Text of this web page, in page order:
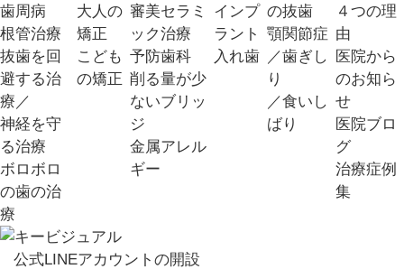
歯周病
根管治療
抜歯を回
避する治
療／
神経を守
る治療
ボロボロ
の歯の治
療
大人の
矯正
こども
の矯正
審美セラミ
ック治療
予防歯科
削る量が少
ないブリッ
ジ
金属アレル
ギー
インプ
ラント
入れ歯
の抜歯
顎関節症
／歯ぎし
り
／食いし
ばり
４つの理
由
医院から
のお知ら
せ
医院ブロ
グ
治療症例
集
公式LINEアカウントの開設